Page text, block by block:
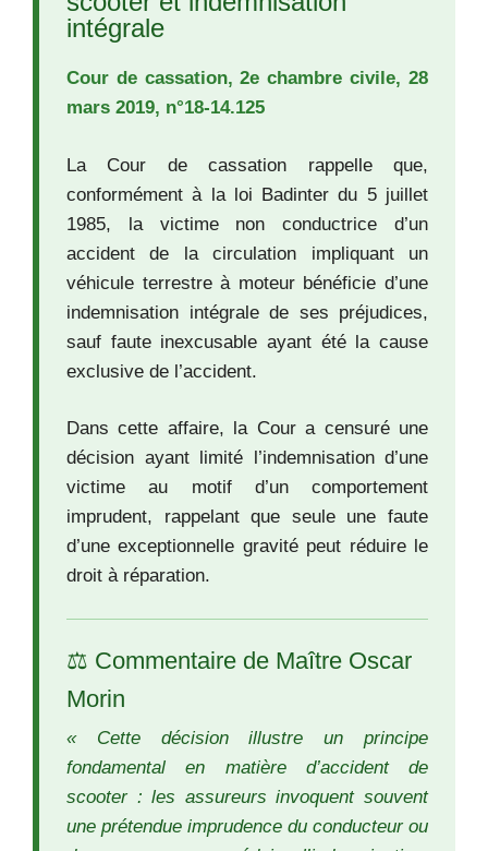
intégrale
Cour de cassation, 2e chambre civile, 28
mars 2019, n°18-14.125
La Cour de cassation rappelle que,
conformément à la loi Badinter du 5 juillet
1985, la victime non conductrice d’un
accident de la circulation impliquant un
véhicule terrestre à moteur bénéficie d’une
indemnisation intégrale de ses préjudices,
sauf faute inexcusable ayant été la cause
exclusive de l’accident.
Dans cette affaire, la Cour a censuré une
décision ayant limité l’indemnisation d’une
victime au motif d’un comportement
imprudent, rappelant que seule une faute
d’une exceptionnelle gravité peut réduire le
droit à réparation.
⚖️ Commentaire de Maître Oscar
Morin
« Cette décision illustre un principe
fondamental en matière d’accident de
scooter : les assureurs invoquent souvent
une prétendue imprudence du conducteur ou